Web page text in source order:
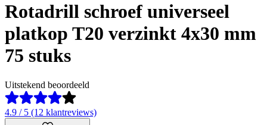
Rotadrill schroef universeel
platkop T20 verzinkt 4x30 mm
75 stuks
Uitstekend beoordeeld
4.9 / 5 (12 klantreviews)